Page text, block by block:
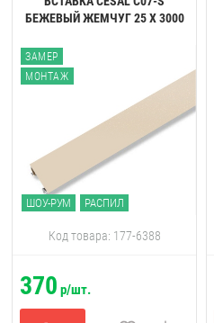
БЕЖЕВЫЙ ЖЕМЧУГ 25 Х 3000
ЗАМЕР
МОНТАЖ
ШОУ-РУМ РАСПИЛ
Код товара: 177-6388
370 р/шт.